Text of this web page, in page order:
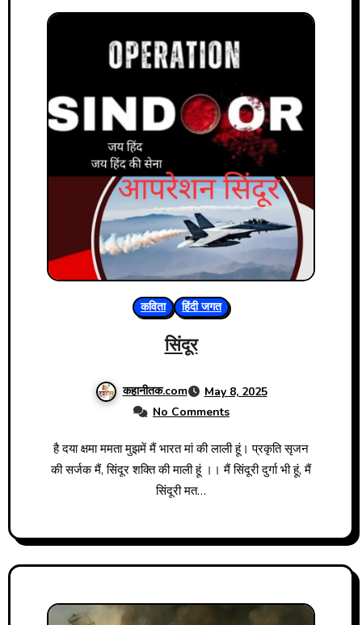
कविता हिंदी जगत
सिंदूर
कहानीतक.com
May 8, 2025
No Comments
है दया क्षमा ममता मुझमें मैं भारत मां की लाली हूं। प्रकृति सृजन
की सर्जक मैं, सिंदूर शक्ति की माली हूं ।। मैं सिंदूरी दुर्गा भी हूं, मैं
सिंदूरी मत…